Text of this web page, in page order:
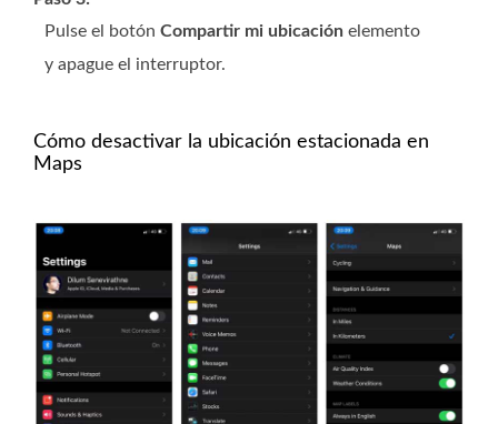
Pulse el botón Compartir mi ubicación elemento
y apague el interruptor.
Cómo desactivar la ubicación estacionada en
Maps